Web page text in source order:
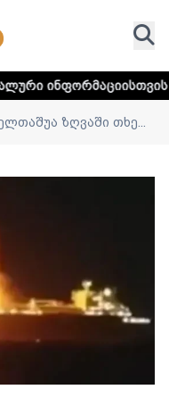
დააკლიკეთ
ზღვაში თხე...